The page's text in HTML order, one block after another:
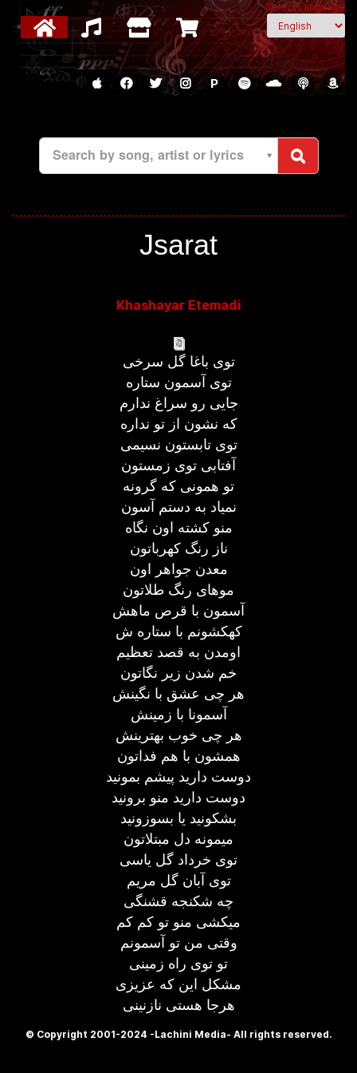
Select Language
P
Search by song, artist or lyrics
Jsarat
Khashayar Etemadi
توی باغا گل سرخی
توی آسمون ستاره
جایی رو سراغ ندارم
که نشون از تو نداره
توی تابستون نسیمی
آفتابی توی زمستون
تو همونی که گرونه
نمیاد به دستم آسون
منو کشته اون نگاه
ناز رنگ کهرباتون
معدن جواهر اون
موهای رنگ طلاتون
آسمون با قرص ماهش
کهکشونم با ستاره ش
اومدن به قصد تعظیم
خم شدن زیر نگاتون
هر چی عشق با نگینش
آسمونا با زمینش
هر چی خوب بهترینش
همشون با هم فداتون
دوست دارید پیشم بمونید
دوست دارید منو برونید
بشکونید یا بسوزونید
میمونه دل مبتلاتون
توی خرداد گل یاسی
توی آبان گل مریم
چه شکنجه قشنگی
میکشی منو تو کم کم
وقتی من تو آسمونم
تو توی راه زمینی
مشکل این که عزیزی
هرجا هستی نازنینی
© Copyright 2001-2024 -Lachini Media- All rights reserved.